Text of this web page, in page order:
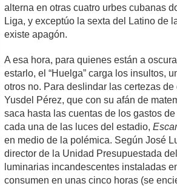
alterna en otras cuatro urbes cubanas
Liga, y exceptúo la sexta del Latino de
existe apagón.
A esa hora, para quienes están a
estarlo, el “Huelga” carga los insultos,
otros no. Para deslindar las certezas
Yusdel Pérez, que con su afán de
saca hasta las cuentas de los gastos
cada una de las luces del estadio,
en medio de la polémica. Según José
director de la Unidad Presupuestada
luminarias incandescentes instaladas
consumen en unas cinco horas (se